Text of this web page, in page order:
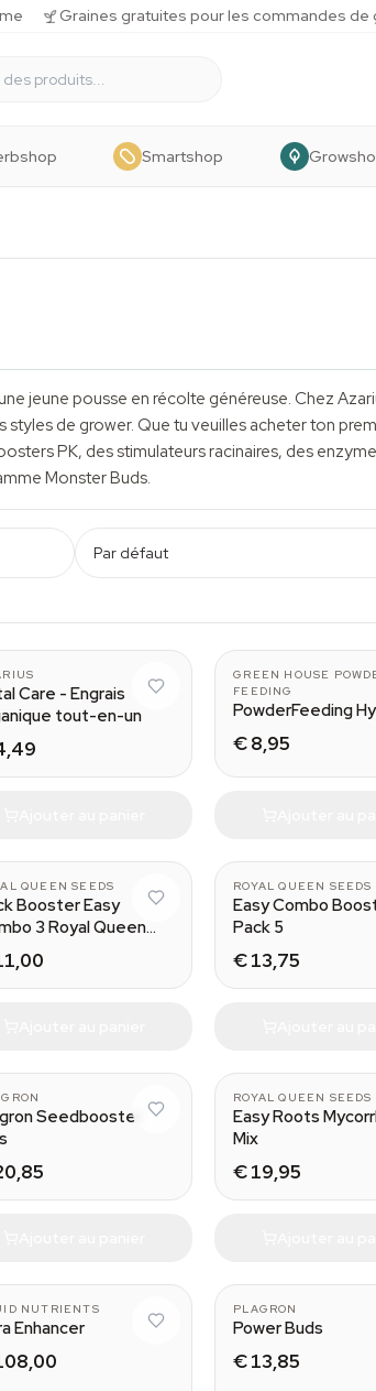
Graines gratuites pour les commandes de
Smartshop
jeune pousse en récolte généreuse. Chez
styles de grower. Que tu veuilles acheter ton
PK, des stimulateurs racinaires, des
Monster Buds.
Par défaut
Care - Engrais
tout-en-un
GREEN HOUSE
FEEDING
PowderFeeding
€ 8,95
QUEEN SEEDS
Booster Easy
3 Royal Queen
ROYAL QUEEN SEEDS
Easy Combo
Pack 5
€ 13,75
Seedbooster
ROYAL QUEEN SEEDS
Easy Roots
Mix
€ 19,95
NUTRIENTS
Enhancer
PLAGRON
Power Buds
€ 13,85